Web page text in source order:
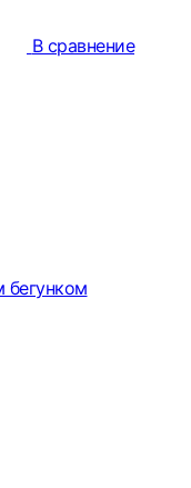
В сравнение
бегунком